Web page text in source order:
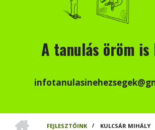
A tanulás öröm is
FEJLESZTŐINK
/ KULCSÁR MIHÁLY